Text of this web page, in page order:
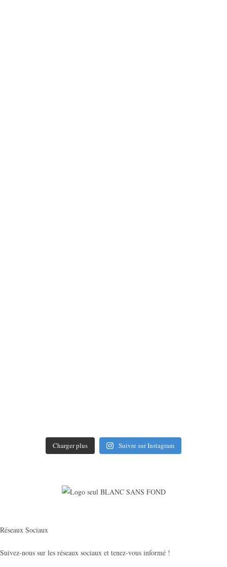
Charger plus Suivre sur Instagram
Réseaux Sociaux
Suivez-nous sur les réseaux sociaux et tenez-vous informé !